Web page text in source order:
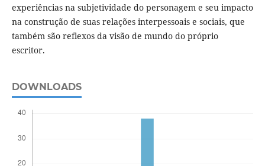
experiências na subjetividade do personagem e seu impacto
na construção de suas relações interpessoais e sociais, que
também são reflexos da visão de mundo do próprio
escritor.
DOWNLOADS